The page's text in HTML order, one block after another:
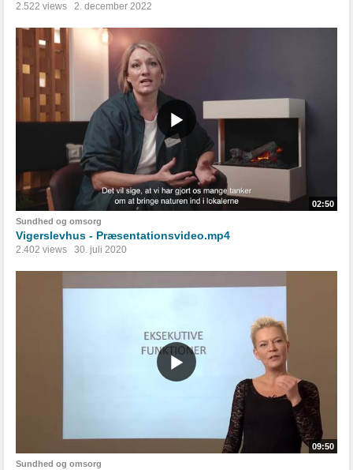
2.522 views 2. december 2022
02:50
Sundhed og omsorg
Vigerslevhus - Præsentationsvideo.mp4
2.402 views 30. juli 2020
09:50
Sundhed og omsorg